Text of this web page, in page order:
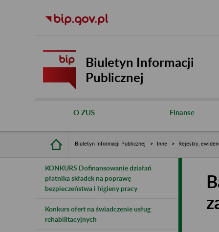
Biuletyn Informacji
Publicznej
O ZUS Finanse
Biuletyn Informacji Publicznej Inne Rejestry,
KONKURS Dofinansowanie działań
płatnika składek na poprawę
bezpieczeństwa i higieny pracy
Konkurs ofert na świadczenie usług
rehabilitacyjnych